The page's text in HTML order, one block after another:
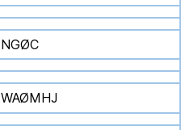
NGØC
WAØMHJ